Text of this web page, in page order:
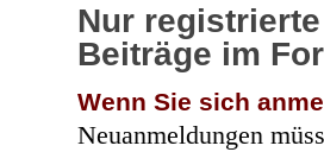
Nur
Beiträge im
Wenn Sie sich
Neuanmeldungen